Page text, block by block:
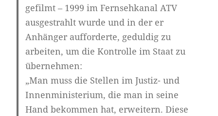
gefilmt – 1999 im Fernsehkanal ATV
ausgestrahlt wurde und in der er
Anhänger aufforderte, geduldig zu
arbeiten, um die Kontrolle im Staat zu
übernehmen:
„Man muss die Stellen im Justiz- und
Innenministerium, die man in seine
Hand bekommen hat, erweitern. Diese